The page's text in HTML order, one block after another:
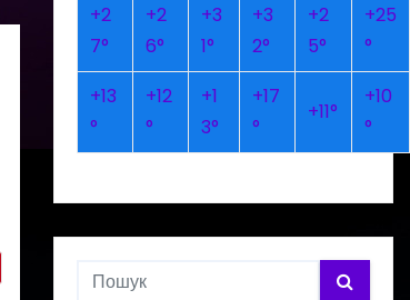
+2
7°
+2
6°
+3
1°
+3
2°
+2
5°
+25
°
+13
°
+12
°
+1
3°
+17
°
+11°
+10
°